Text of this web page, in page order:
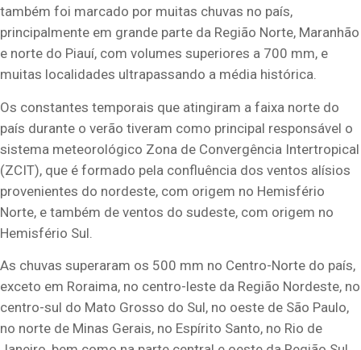
também foi marcado por muitas chuvas no país,
principalmente em grande parte da Região Norte, Maranhão
e norte do Piauí, com volumes superiores a 700 mm, e
muitas localidades ultrapassando a média histórica.
Os constantes temporais que atingiram a faixa norte do
país durante o verão tiveram como principal responsável o
sistema meteorológico Zona de Convergência Intertropical
(ZCIT), que é formado pela confluência dos ventos alísios
provenientes do nordeste, com origem no Hemisfério
Norte, e também de ventos do sudeste, com origem no
Hemisfério Sul.
As chuvas superaram os 500 mm no Centro-Norte do país,
exceto em Roraima, no centro-leste da Região Nordeste, no
centro-sul do Mato Grosso do Sul, no oeste de São Paulo,
no norte de Minas Gerais, no Espírito Santo, no Rio de